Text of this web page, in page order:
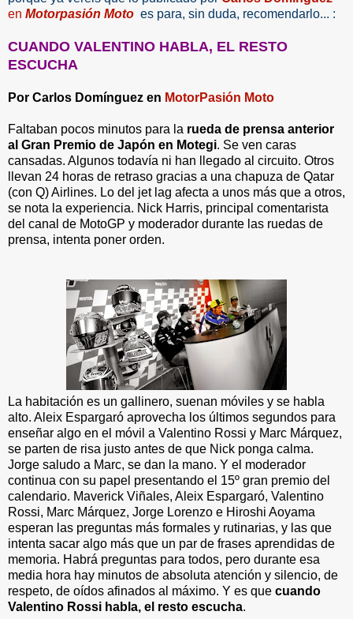
en Motorpasión Moto es para, sin duda, recomendarlo... :
CUANDO VALENTINO HABLA, EL RESTO
ESCUCHA
Por Carlos Domínguez en MotorPasión Moto
Faltaban pocos minutos para la rueda de prensa anterior
al Gran Premio de Japón en Motegi. Se ven caras
cansadas. Algunos todavía ni han llegado al circuito. Otros
llevan 24 horas de retraso gracias a una chapuza de Qatar
(con Q) Airlines. Lo del jet lag afecta a unos más que a otros,
se nota la experiencia. Nick Harris, principal comentarista
del canal de MotoGP y moderador durante las ruedas de
prensa, intenta poner orden.
La habitación es un gallinero, suenan móviles y se habla
alto. Aleix Espargaró aprovecha los últimos segundos para
enseñar algo en el móvil a Valentino Rossi y Marc Márquez,
se parten de risa justo antes de que Nick ponga calma.
Jorge saludo a Marc, se dan la mano. Y el moderador
continua con su papel presentando el 15º gran premio del
calendario. Maverick Viñales, Aleix Espargaró, Valentino
Rossi, Marc Márquez, Jorge Lorenzo e Hiroshi Aoyama
esperan las preguntas más formales y rutinarias, y las que
intenta sacar algo más que un par de frases aprendidas de
memoria. Habrá preguntas para todos, pero durante esa
media hora hay minutos de absoluta atención y silencio, de
respeto, de oídos afinados al máximo. Y es que cuando
Valentino Rossi habla, el resto escucha.